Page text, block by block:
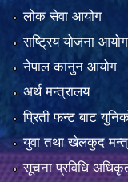
लोक सेवा आयोग
राष्ट्रिय योजना आयोग
नेपाल कानुन आयोग
अर्थ मन्त्रालय
प्रिती फन्ट बाट
युवा तथा खेलकुद
सूचना प्रविधि